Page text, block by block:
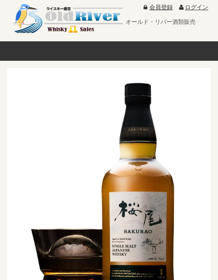
会員登録 ログイン
オールド・リバー酒類販売